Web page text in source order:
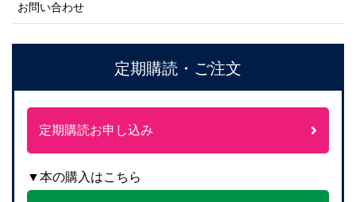
お問い合わせ
定期購読・ご注文
定期購読お申し込み
▼本の購入はこちら